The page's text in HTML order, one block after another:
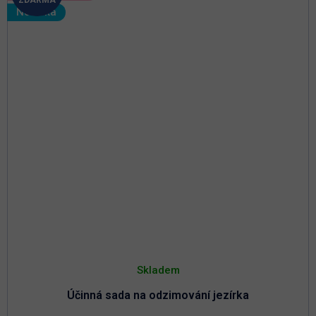
NovinkaD
Účinná sada na odzimování jezírka
Skladem